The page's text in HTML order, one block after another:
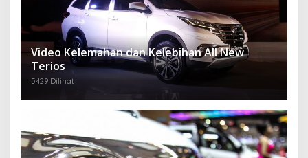
Video Kelemahan dan Kelebihan All New
Terios
5429 Dilihat